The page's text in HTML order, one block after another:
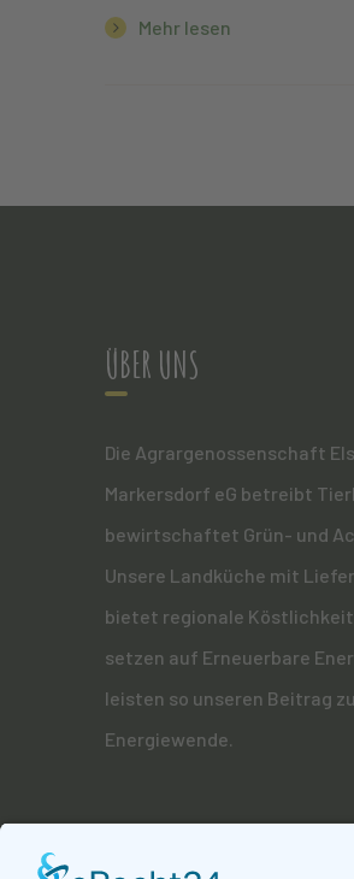
Mehr lesen
ÜBER UNS
Die Agrargenossenschaft
Markersdorf eG betreibt
bewirtschaftet Grün- und
Unsere Landküche mit
bietet regionale
setzen auf Erneuerbare
leisten so unseren Beitrag
Energiewende.